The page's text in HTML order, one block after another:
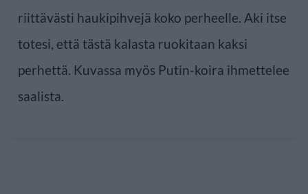
riittävästi haukipihvejä koko perheelle. Aki itse
totesi, että tästä kalasta ruokitaan kaksi
perhettä. Kuvassa myös Putin-koira ihmettelee
saalista.